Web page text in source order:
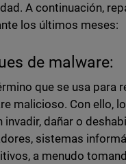
A continuación,
los últimos meses:
de malware:
que se usa para
malicioso. Con ello,
invadir, dañar o
sistemas
a menudo